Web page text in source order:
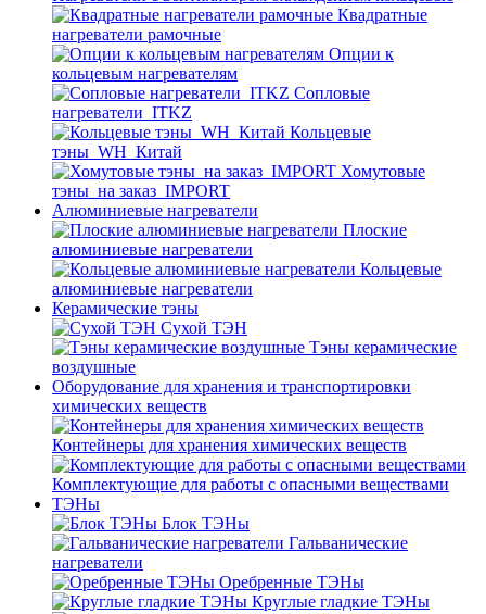
Квадратные
нагреватели рамочные
Опции к
кольцевым нагревателям
Cопловые
нагреватели_ITKZ
Кольцевые
тэны_WH_Китай
Хомутовые
тэны_на заказ_IMPORT
Алюминиевые нагреватели
Плоские
алюминиевые нагреватели
Кольцевые
алюминиевые нагреватели
Керамические тэны
Сухой ТЭН
Тэны керамические
воздушные
Оборудование для хранения и транспортировки
химических веществ
Контейнеры для хранения химических веществ
Комплектующие для работы с опасными веществами
ТЭНы
Блок ТЭНы
Гальванические
нагреватели
Оребренные ТЭНы
Круглые гладкие ТЭНы